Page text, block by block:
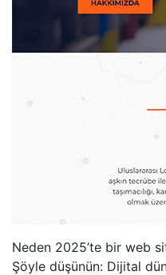
Neden 2025’te bir web
Şöyle düşünün: Dijital